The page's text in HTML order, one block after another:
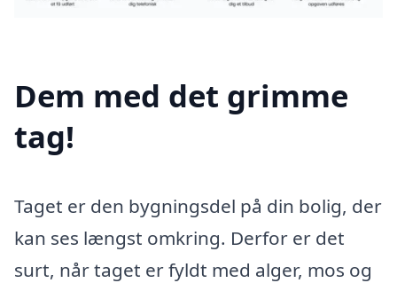
Dem med det grimme
tag!
Taget er den bygningsdel på din bolig, der
kan ses længst omkring. Derfor er det
surt, når taget er fyldt med alger, mos og